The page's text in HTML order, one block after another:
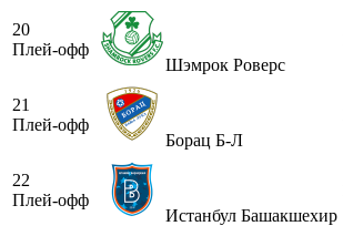
20
Плей-офф
Шэмрок Роверс
21
Плей-офф
Борац Б-Л
22
Плей-офф
Истанбул Башакшехир